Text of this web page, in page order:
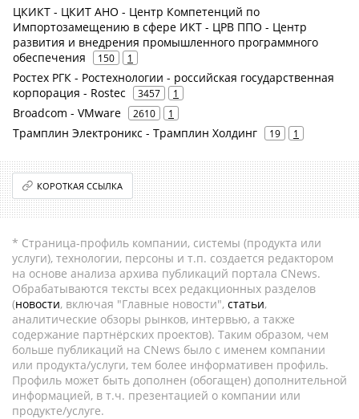
ЦКИКТ - ЦКИТ АНО - Центр Компетенций по
Импортозамещению в сфере ИКТ - ЦРВ ППО - Центр
развития и внедрения промышленного программного
обеспечения
150 1
Ростех РГК - Ростехнологии - российская государственная
корпорация - Rostec
3457 1
Broadcom - VMware 2610 1
Трамплин Электроникс - Трамплин Холдинг 19 1
КОРОТКАЯ ССЫЛКА
* Страница-профиль компании, системы (продукта или
услуги), технологии, персоны и т.п. создается редактором
на основе анализа архива публикаций портала CNews.
Обрабатываются тексты всех редакционных разделов
(новости, включая "Главные новости", статьи,
аналитические обзоры рынков, интервью, а также
содержание партнёрских проектов). Таким образом, чем
больше публикаций на CNews было с именем компании
или продукта/услуги, тем более информативен профиль.
Профиль может быть дополнен (обогащен) дополнительной
информацией, в т.ч. презентацией о компании или
продукте/услуге.